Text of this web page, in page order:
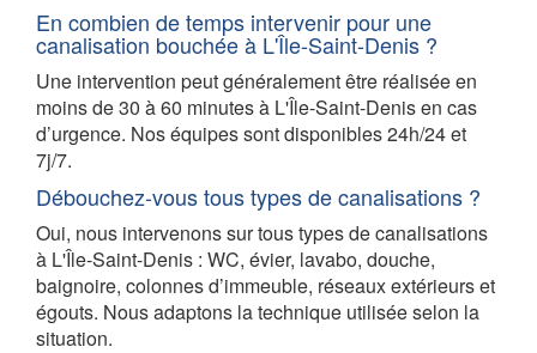
En combien de temps intervenir pour une
canalisation bouchée à L'Île-Saint-Denis ?
Une intervention peut généralement être réalisée en
moins de 30 à 60 minutes à L'Île-Saint-Denis en cas
d’urgence. Nos équipes sont disponibles 24h/24 et
7j/7.
Débouchez-vous tous types de canalisations ?
Oui, nous intervenons sur tous types de canalisations
à L'Île-Saint-Denis : WC, évier, lavabo, douche,
baignoire, colonnes d’immeuble, réseaux extérieurs et
égouts. Nous adaptons la technique utilisée selon la
situation.